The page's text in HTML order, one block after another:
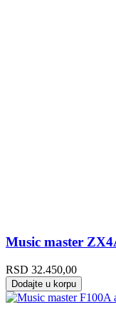
Music master
RSD 32.450,00
Dodajte u korpu